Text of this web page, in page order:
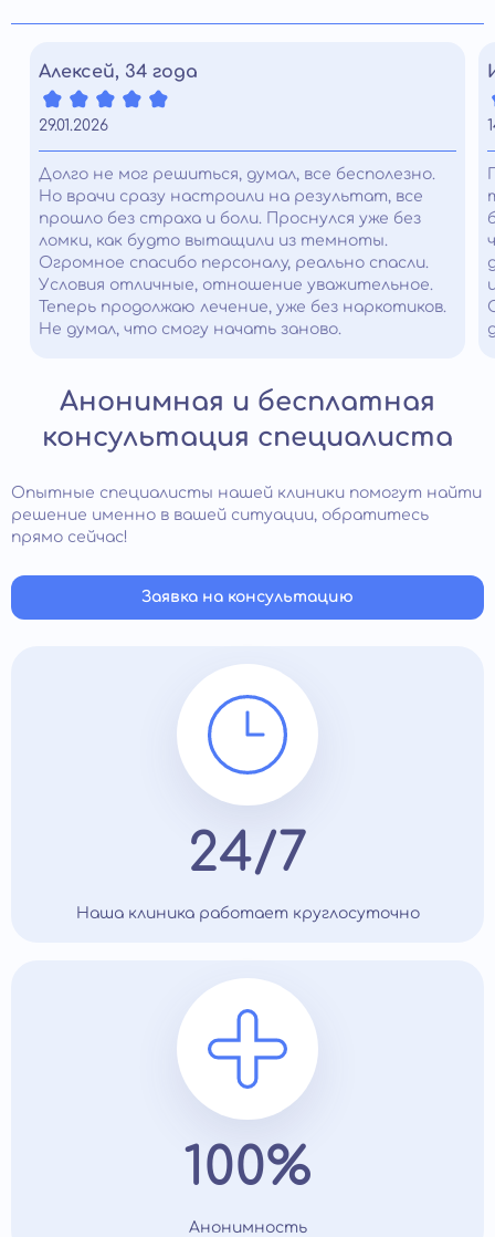
Алексей, 34 года
29.01.2026
Долго не мог решиться, думал, все бесполезно.
Но врачи сразу настроили на результат, все
прошло без страха и боли. Проснулся уже без
ломки, как будто вытащили из темноты.
Огромное спасибо персоналу, реально спасли.
Условия отличные, отношение уважительное.
Теперь продолжаю лечение, уже без наркотиков.
Не думал, что смогу начать заново.
Анонимная и бесплатная
консультация специалиста
Опытные специалисты нашей клиники помогут найти
решение именно в вашей ситуации, обратитесь
прямо сейчас!
Заявка на консультацию
24/7
Наша клиника работает круглосуточно
100%
Анонимность